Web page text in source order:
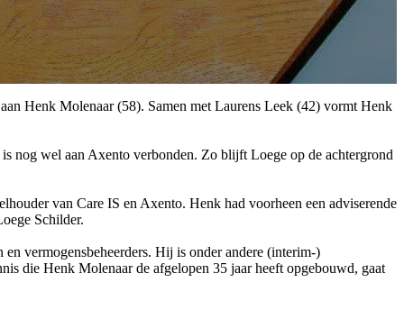
Henk Molenaar (58). Samen met Laurens Leek (42) vormt Henk
nog wel aan Axento verbonden. Zo blijft Loege op de achtergrond
van Care IS en Axento. Henk had voorheen een adviserende
Schilder.
vermogensbeheerders. Hij is onder andere (interim-)
die Henk Molenaar de afgelopen 35 jaar heeft opgebouwd, gaat